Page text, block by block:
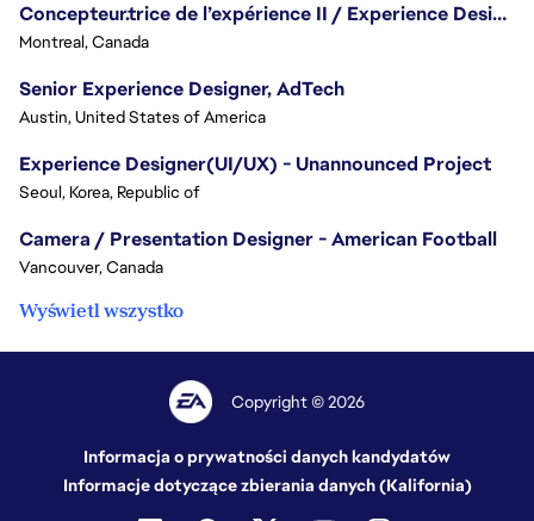
Concepteur.trice de l’expérience II / Experience Designer II
Montreal, Canada
Senior Experience Designer, AdTech
Austin, United States of America
Experience Designer(UI/UX) - Unannounced Project
Seoul, Korea, Republic of
Camera / Presentation Designer - American Football
Vancouver, Canada
Wyświetl wszystko
Copyright © 2026
Informacja o prywatności danych kandydatów
Informacje dotyczące zbierania danych (Kalifornia)